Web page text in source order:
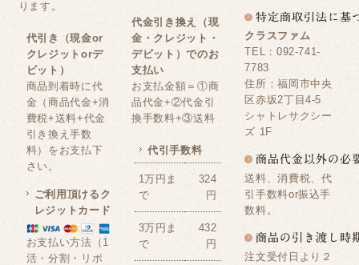
ります。
代引き（現金or
クレジットorデ
ビット）
商品到着時に代
金（商品代金+消
費税+送料+代金
引き換え手数
料）をお支払下
さい。
ご利用頂けるク
レジットカード
お支払い方法（1
活・分割・リボ
代金引き換え（現
金・クレジット・
デビット）でのお
支払い
お支払金額＝①商
品代金+②代金引
換手数料+③送料
代引手数料
1万円ま
で
324
円
3万円ま
で
432
円
クラスファム
TEL：092-741-
7783
住所：福岡市中央
区赤坂2丁目4-5
シャトレサクシー
ズ 1F
送料、消費税、代
引手数料or振込手
数料。
注文受付日より２